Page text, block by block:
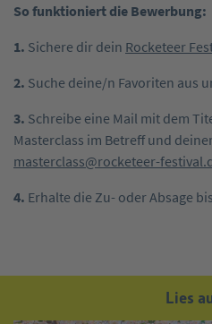
So funktioniert die Bewerbung:
1. Sichere dir dein Rocketeer
2. Suche deine/n Favoriten aus
3. Schreibe eine Mail mit dem
Masterclass im Betreff und
masterclass@rocketeer-
4. Erhalte die Zu- oder Absage
Lies